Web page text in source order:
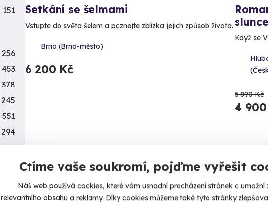
Ctíme vaše soukromí, pojďme vyřešit
Náš web používá cookies, které vám usnadní procházení stránek a umožní
relevantního obsahu a reklamy. Díky cookies můžeme také tyto stránky
Setkání se šelmami
Vstupte do světa šelem a poznejte zblízka jejich způsob života.
Brno (Brno-město)
6 200 Kč
Když se
5 890 Kč
4
Novinka
151
256
453
378
245
551
294
450
4